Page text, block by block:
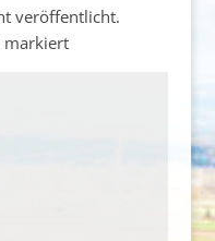
veröffentlicht.
markiert